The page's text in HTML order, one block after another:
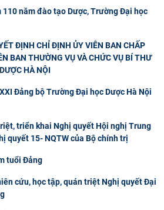
110 năm đào tạo Dược, Trường Đại học
ĐỊNH CHỈ ĐỊNH ỦY VIÊN BAN CHẤP
BAN THƯỜNG VỤ VÀ CHỨC VỤ BÍ THƯ
HÀ NỘI
Đảng bộ Trường Đại học Dược Hà Nội
triển khai Nghị quyết Hội nghị Trung
quyết 15- NQTW của Bộ chính trị
tuổi Đảng
cứu, học tập, quán triệt Nghị quyết Đại